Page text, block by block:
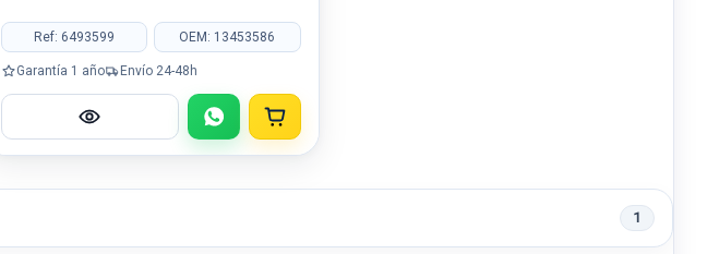
Ref: 6493599 OEM: 13453586
Garantía 1 año Envío 24-48h
1